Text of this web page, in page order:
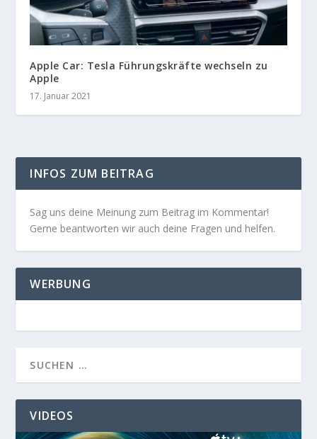
Apple Car: Tesla Führungskräfte wechseln zu
Apple
17. Januar 2021
INFOS ZUM BEITRAG
Sag uns deine Meinung zum Beitrag im Kommentar!
Gerne beantworten wir auch deine Fragen und helfen.
WERBUNG
VIDEOS